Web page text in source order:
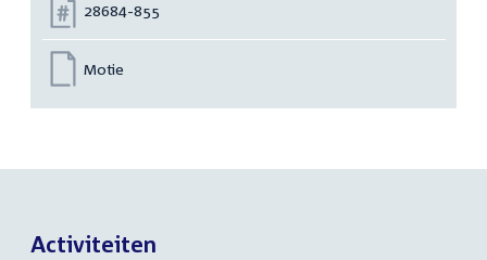
Nummer:
28684-855
Motie
Activiteiten